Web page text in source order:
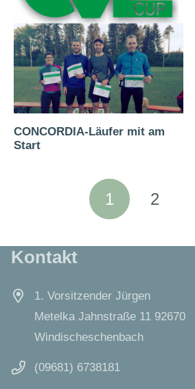
CONCORDIA-Läufer mit am
Start
1 2
Kontakt
1. Vorsitzender Jürgen
Metelka Jahnstraße 11 92670
Windischeschenbach
(09681) 6738181